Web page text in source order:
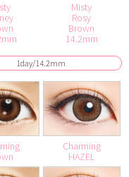
Misty
Rosy
Brown
14.2mm
1day/14.2mm
Charming
HAZEL